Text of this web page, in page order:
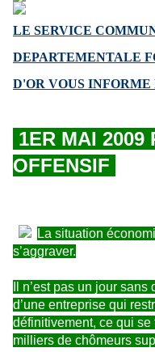
LE SERVICE
DEPARTEMENTALE
D'OR VOUS INFORME
1ER MAI 2009
OFFENSIF
La situation
s’aggraver.
Il n’est pas un jour
d’une entreprise qui
définitivement, ce qui
milliers de chômeurs